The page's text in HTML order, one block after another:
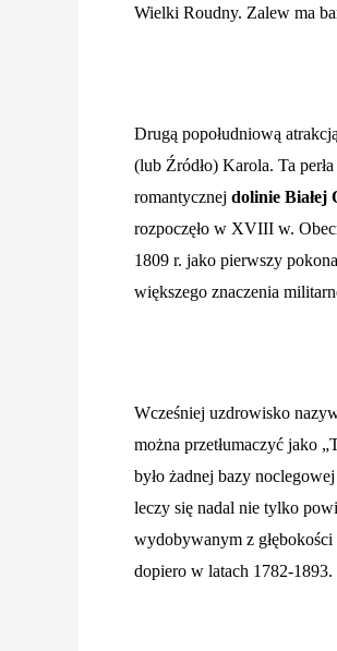
Wielki Roudny. Zalew ma
Drugą popołudniową
(lub Źródło) Karola. Ta
romantycznej dolinie Białej
rozpoczęło w XVIII w.
1809 r. jako pierwszy
większego znaczenia
Wcześniej uzdrowisko
można przetłumaczyć jako
było żadnej bazy
leczy się nadal nie tylko
wydobywanym z
dopiero w latach 1782-1893.